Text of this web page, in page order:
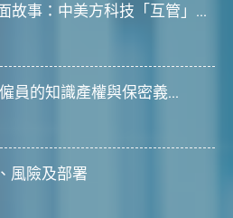
故事：中美方科技「互管」...
員的知識產權與保密義...
風險及部署